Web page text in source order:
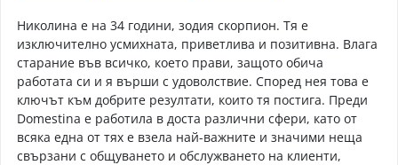
Николина е на 34 години, зодия скорпион. Тя е
изключително усмихната, приветлива и позитивна. Влага
старание във всичко, което прави, защото обича
работата си и я върши с удоволствие. Според нея това е
ключът към добрите резултати, които тя постига. Преди
Domestina е работила в доста различни сфери, като от
всяка една от тях е взела най-важните и значими неща
свързани с общуването и обслужването на клиенти,